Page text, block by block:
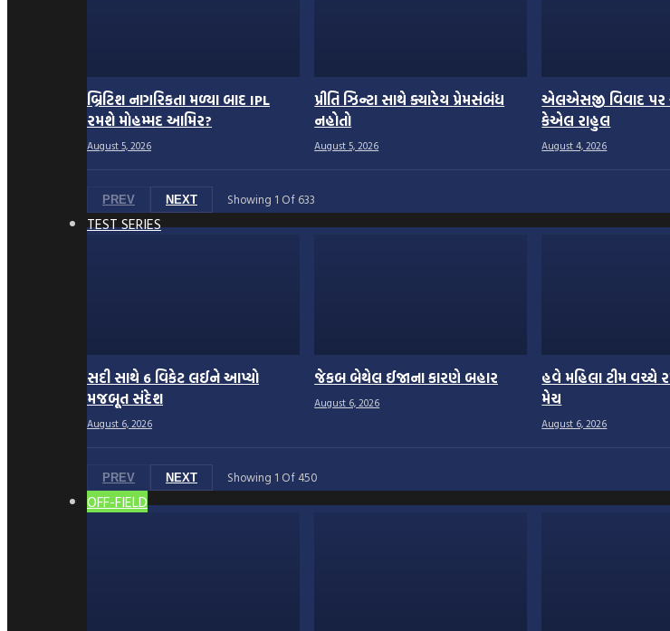
બ્રિટિશ નાગરિકતા મળ્યા બાદ IPL
રમશે મોહમ્મદ આમિર?
August 5, 2026
પ્રીતિ ઝિન્ટા સાથે ક્યારેય પ્રેમસંબંધ
નહોતો
August 5, 2026
એલએસજી વિવાદ
કેએલ રાહુલ
August 4, 2026
PREV NEXT Showing 1 Of 633
TEST SERIES
સદી સાથે 6 વિકેટ લઈને આપ્યો
મજબૂત સંદેશ
August 6, 2026
જેકબ બેથેલ ઈજાના કારણે બહાર
August 6, 2026
હવે મહિલા ટીમ વચ્ચે
મેચ
August 6, 2026
PREV NEXT Showing 1 Of 450
OFF-FIELD